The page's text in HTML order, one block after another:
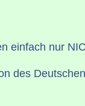
einfach nur
des